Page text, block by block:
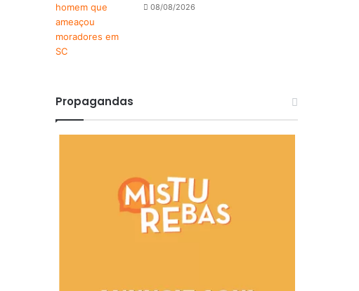
08/08/2026
Propagandas